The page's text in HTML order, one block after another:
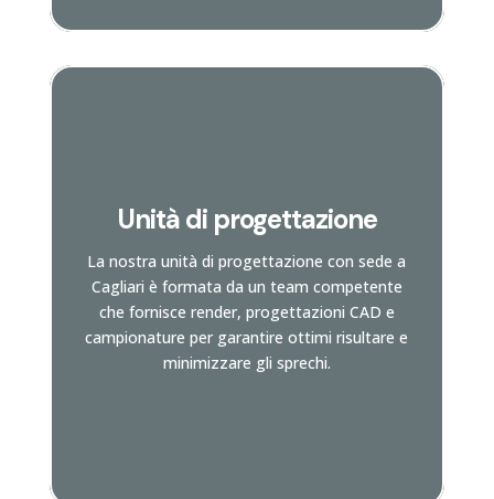
e scopri di più
Unità di progettazione
La nostra unità di progettazione con sede a
Cagliari è formata da un team competente
che fornisce render, progettazioni CAD e
campionature per garantire ottimi risultare e
minimizzare gli sprechi.